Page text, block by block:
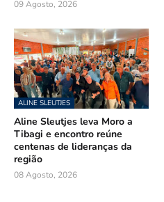
09 Agosto, 2026
ALINE SLEUTJES
Aline Sleutjes leva Moro a
Tibagi e encontro reúne
centenas de lideranças da
região
08 Agosto, 2026